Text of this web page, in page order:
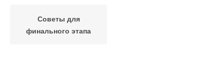
Советы для
финального этапа